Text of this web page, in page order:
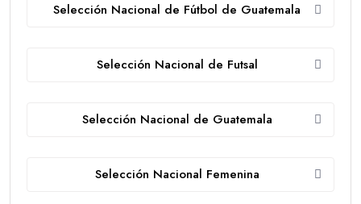
Selección Nacional de Fútbol de Guatemala
Selección Nacional de Futsal
Selección Nacional de Guatemala
Selección Nacional Femenina